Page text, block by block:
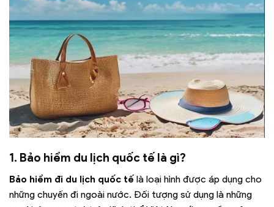
1. Bảo hiểm du lịch quốc tế là gì?
Bảo hiểm đi du lịch quốc tế là loại hình được áp dụng cho
những chuyến đi ngoài nước. Đối tượng sử dụng là những